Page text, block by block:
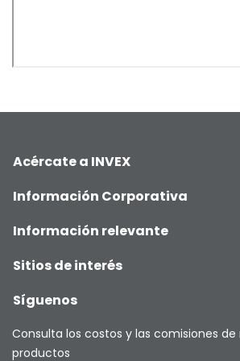
Acércate a INVEX
Información Corporativa
Información relevante
Sitios de interés
Síguenos
Consulta los costos y las comisiones de
productos